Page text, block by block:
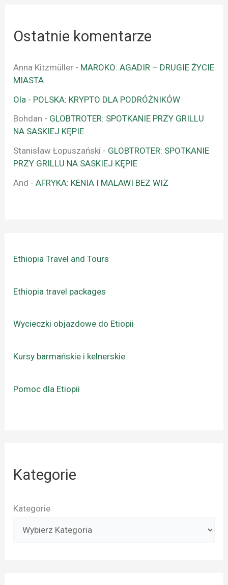
Ostatnie komentarze
Anna Kitzmüller - MAROKO: AGADIR – DRUGIE ŻYCIE
MIASTA
Ola - POLSKA: KRYPTO DLA PODRÓŻNIKÓW
Bohdan - GLOBTROTER: SPOTKANIE PRZY GRILLU
NA SASKIEJ KĘPIE
Stanisław Łopuszański - GLOBTROTER: SPOTKANIE
PRZY GRILLU NA SASKIEJ KĘPIE
And -AFRYKA: KENIA I MALAWI BEZ WIZ
Ethiopia Travel and Tours
Ethiopia travel packages
Wycieczki objazdowe do Etiopii
Kursy barmańskie i kelnerskie
Pomoc dla Etiopii
Kategorie
Kategorie